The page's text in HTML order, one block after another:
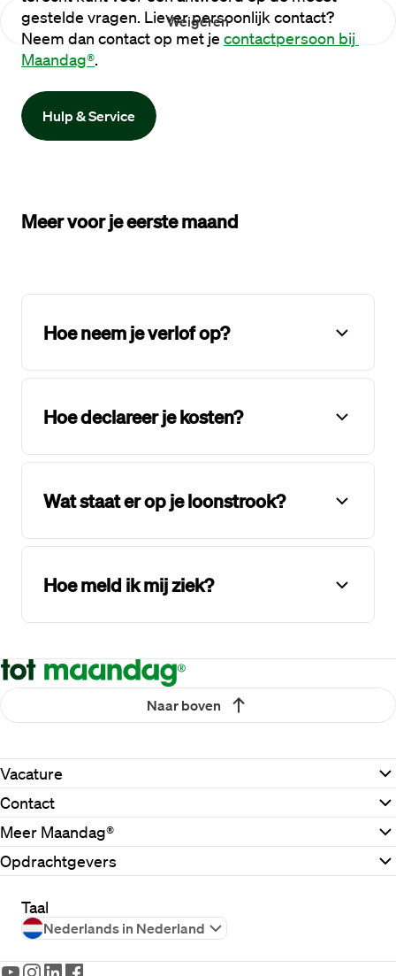
Weigeren
gestelde vragen. Liever persoonlijk contact?
Neem dan contact op met je contactpersoon bij
Maandag®.
Hulp & Service
Meer voor je eerste maand
Hoe neem je verlof op?
Hoe declareer je kosten?
Wat staat er op je loonstrook?
Hoe meld ik mij ziek?
Naar boven
Vacature
Contact
Meer Maandag®
Opdrachtgevers
Taal
Nederlands in Nederland